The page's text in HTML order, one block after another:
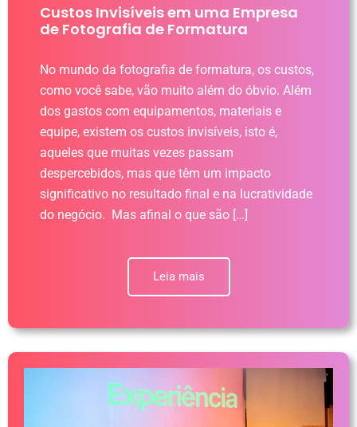
Custos Invisíveis em uma Empresa
de Fotografia de Formatura
No mundo da fotografia de formatura, os custos,
como você sabe, vão muito além do óbvio. Além
dos gastos com equipamentos, materiais e
equipe, existem os custos invisíveis, isto é,
aqueles que muitas vezes passam
despercebidos, mas que têm um impacto
significativo no resultado final e na lucratividade
do negócio. Mas afinal o que são […]
Leia mais